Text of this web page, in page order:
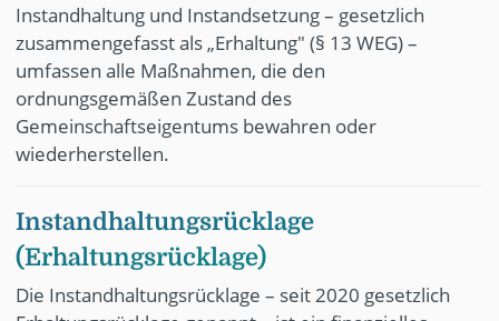
Instandhaltung und Instandsetzung – gesetzlich
zusammengefasst als „Erhaltung" (§ 13 WEG) –
umfassen alle Maßnahmen, die den
ordnungsgemäßen Zustand des
Gemeinschaftseigentums bewahren oder
wiederherstellen.
Instandhaltungsrücklage
(Erhaltungsrücklage)
Die Instandhaltungsrücklage – seit 2020 gesetzlich